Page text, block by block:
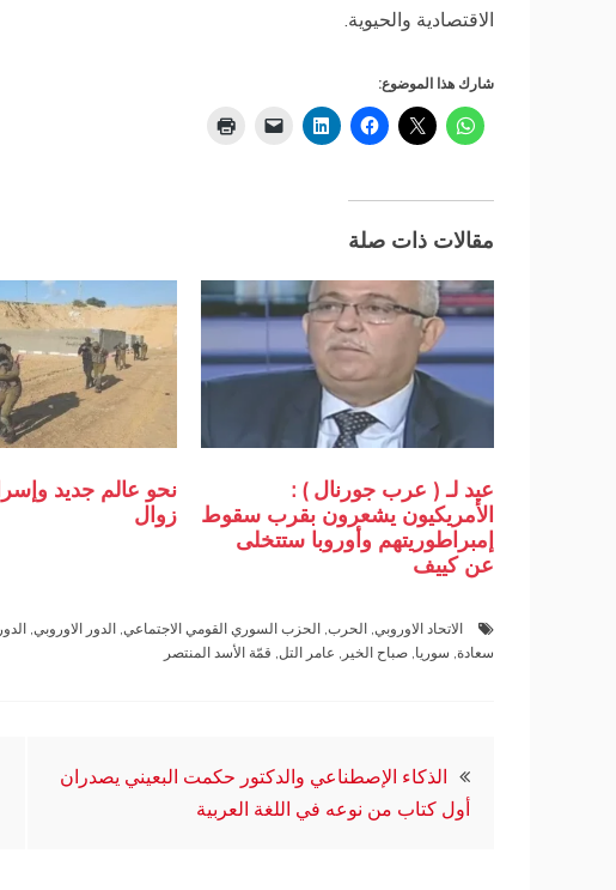
الاقتصادية والحيوية.
شارك هذا الموضوع:
مقالات ذات صلة
عيد لـ ( عرب جورنال ) :
الأمريكيون يشعرون بقرب سقوط
إمبراطوريتهم وأوروبا ستتخلى
عن كييف
نحو عالم جديد
زوال
الاتحاد الاوروبي الحرب الحزب السوري القومي الاجتماعي الدور الاوروبي
سعادة سوريا صباح الخير عامر التل قمّة الأسد المنتصر
تصفّح
المقالات
الذكاء الإصطناعي والدكتور حكمت البعيني يصدران
أول كتاب من نوعه في اللغة العربية